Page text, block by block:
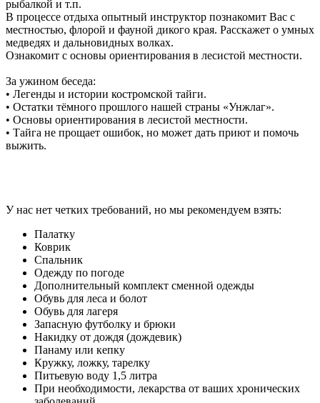
рыбалкой и т.п.
В процессе отдыха опытный инструктор познакомит Вас с
местностью, флорой и фауной дикого края. Расскажет о умных
медведях и дальновидных волках.
Ознакомит с основы ориентирования в лесистой местности.
За ужином беседа:
• Легенды и истории костромской тайги.
• Остатки тёмного прошлого нашей страны «Унжлаг».
• Основы ориентирования в лесистой местности.
• Тайга не прощает ошибок, но может дать приют и помочь
выжить.
У нас нет четких требований, но мы рекомендуем взять:
Палатку
Коврик
Спальник
Одежду по погоде
Дополнительный комплект сменной одежды
Обувь для леса и болот
Обувь для лагеря
Запасную футболку и брюки
Накидку от дождя (дождевик)
Панаму или кепку
Кружку, ложку, тарелку
Питьевую воду 1,5 литра
При необходимости, лекарства от ваших хронических